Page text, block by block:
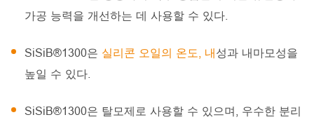
가공 능력을 개선하는 데 사용할 수 있다.
SiSiB®1300은 실리콘 오일의 온도, 내성과 내마모성을
높일 수 있다.
SiSiB®1300은 탈모제로 사용할 수 있으며, 우수한 분리